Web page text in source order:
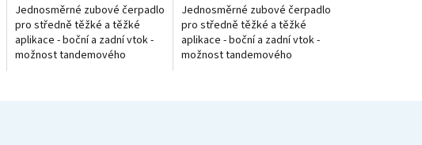
Jednosměrné zubové čerpadlo
pro středně těžké a těžké
aplikace - boční a zadní vtok -
možnost tandemového
Jednosměrné zubové čerpadlo
pro středně těžké a těžké
aplikace - boční a zadní vtok -
možnost tandemového